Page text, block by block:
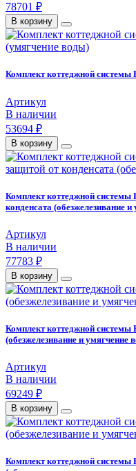
78701 ₽
В корзину
Комплект коттеджной
Артикул
В наличии
53694 ₽
В корзину
Комплект коттеджной
конденсата (обезжелезивание
Артикул
В наличии
77783 ₽
В корзину
Комплект коттеджной
(обезжелезивание и умягчение
Артикул
В наличии
69249 ₽
В корзину
Комплект коттеджной системы